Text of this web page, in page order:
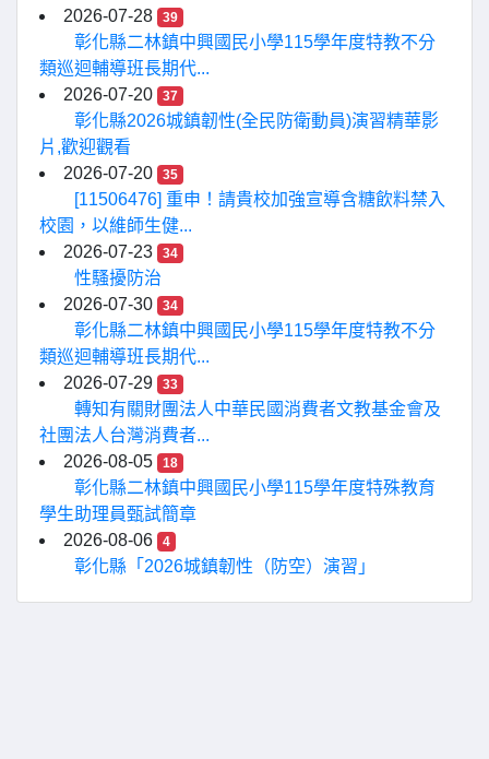
2026-07-28
39
彰化縣二林鎮中興國民小學115學年度特教不分
類巡迴輔導班長期代...
2026-07-20
37
彰化縣2026城鎮韌性(全民防衛動員)演習精華影
片,歡迎觀看
2026-07-20
35
[11506476] 重申！請貴校加強宣導含糖飲料禁入
校園，以維師生健...
2026-07-23
34
性騷擾防治
2026-07-30
34
彰化縣二林鎮中興國民小學115學年度特教不分
類巡迴輔導班長期代...
2026-07-29
33
轉知有關財團法人中華民國消費者文教基金會及
社團法人台灣消費者...
2026-08-05
18
彰化縣二林鎮中興國民小學115學年度特殊教育
學生助理員甄試簡章
2026-08-06
4
彰化縣「2026城鎮韌性（防空）演習」